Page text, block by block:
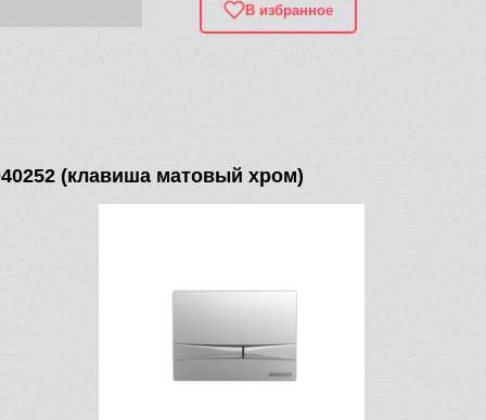
В избранное
(клавиша матовый хром)